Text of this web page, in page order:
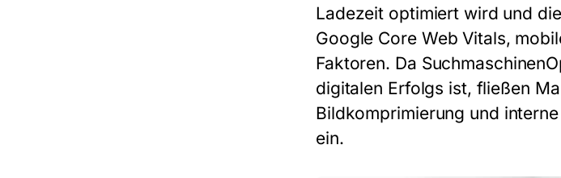
Ladezeit optimiert wird und
Google Core Web Vitals,
Faktoren. Da
digitalen Erfolgs ist, fließen
Bildkomprimierung und
ein.